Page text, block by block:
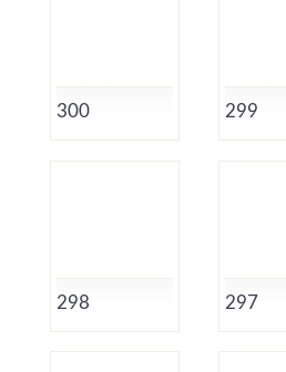
300 299
298 297